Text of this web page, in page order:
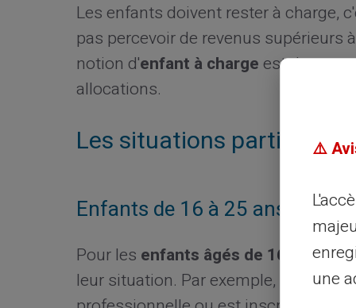
Les enfants doivent rester à charge,
pas percevoir de revenus supérieurs
notion d'enfant à chargeest donc
allocations.
Les situations
Enfants de 16 à 25 ans
Pour les enfants âgés de 16 à 25 ans,
leur situation. Par exemple, si
⚠️
une